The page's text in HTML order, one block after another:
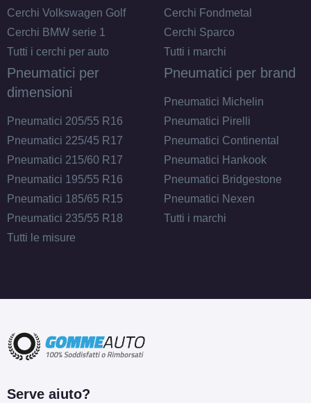
C A
D A 71
Cerchi Volkswagen Golf
Cerchi BMW serie 1
Tutti i cerchi per auto
Cerchi Fondmetal
Cerchi Sparco
Tutti i marchi
Pneumatici per
dimensioni
Pneumatici 205/55 R16
Pneumatici 225/45 R17
Pneumatici 215/60 R17
Pneumatici 195/55 R16
Pneumatici 185/65 R15
Pneumatici 235/55 R18
Tutti le misure
Pneumatici per brand
Pneumatici Michelin
Pneumatici Pirelli
Pneumatici Continental
Pneumatici Hankook
Pneumatici Bridgestone
Pneumatici Nexen
Tutti i marchi
Serve aiuto?